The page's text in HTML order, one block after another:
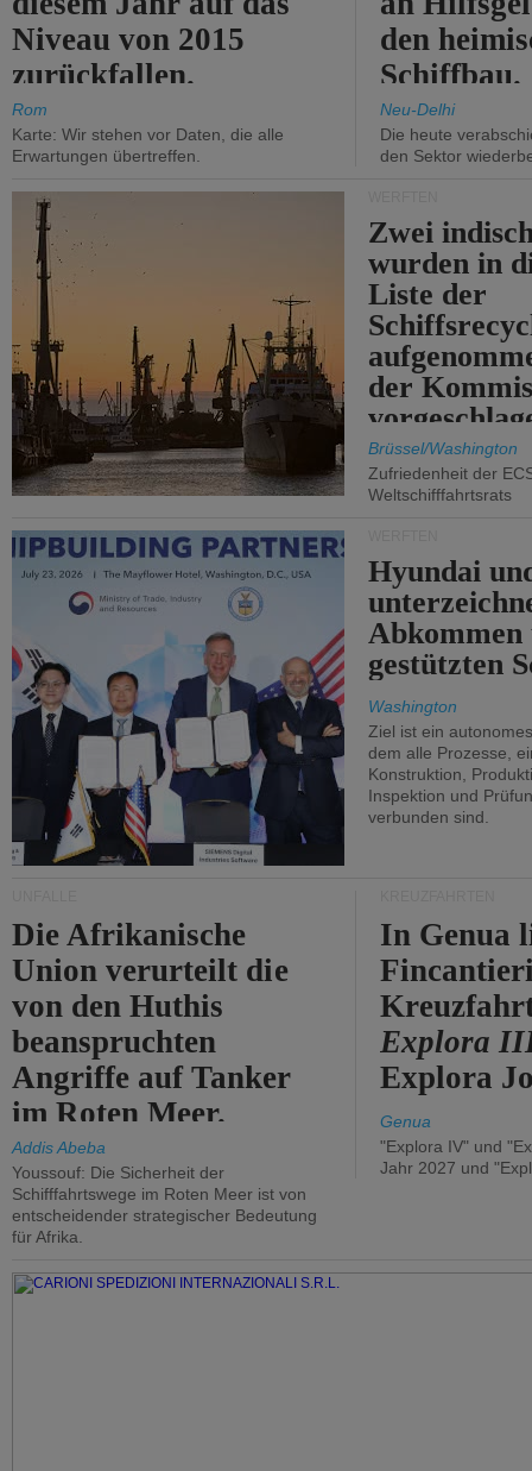
Niveau von 2015
zurückfallen.
Rom
Karte: Wir stehen vor Daten, die alle
Erwartungen übertreffen.
den
Schiffbau.
Neu-Delhi
Die heute
den Sektor
Zwei
wurden in
Liste der
der
Brüssel/Washington
Zufriedenheit der
Weltschifffahrtsrats
Hyundai
gestützten
Washington
Ziel ist ein
dem alle Prozesse,
Konstruktion,
Inspektion und
verbunden sind.
Die Afrikanische
Union verurteilt die
von den Huthis
beanspruchten
Angriffe auf Tanker
im Roten Meer.
Addis Abeba
Youssouf: Die Sicherheit der
Schifffahrtswege im Roten Meer ist von
entscheidender strategischer Bedeutung
für Afrika.
In Genua
Explora
Explora
Genua
"Explora IV" und
Jahr 2027 und